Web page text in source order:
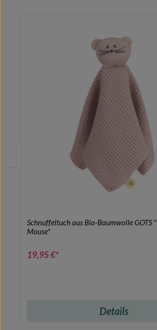
Schnuffeltuch aus Bio-Baumwolle GOTS
Mouse"
19,95 €*
Details